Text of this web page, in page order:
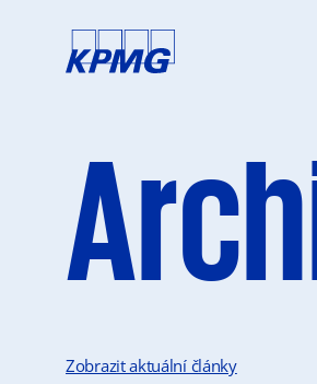
Zobrazit aktuální články